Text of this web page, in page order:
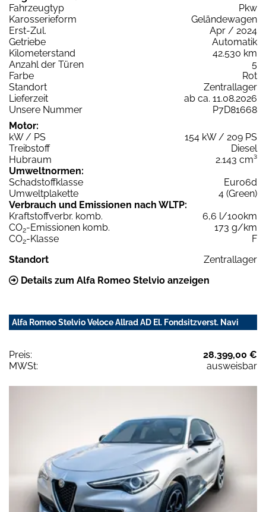
Fahrzeugtyp
Pkw
Karosserieform
Geländewagen
Erst-Zul.
Apr / 2024
Getriebe
Automatik
Kilometerstand
42.530 km
Anzahl der Türen
5
Farbe
Rot
Standort
Zentrallager
Lieferzeit
ab ca. 11.08.2026
Unsere Nummer
P7D81668
Motor:
kW / PS
154 kW / 209 PS
Treibstoff
Diesel
Hubraum
2.143 cm³
Umweltnormen:
Schadstoffklasse
Euro6d
Umweltplakette
4 (Green)
Verbrauch und Emissionen nach WLTP:
Kraftstoffverbr. komb.
6,6 l/100km
CO2-Emissionen komb.
173 g/km
CO2-Klasse
F
Standort
Zentrallager
Details zum Alfa Romeo Stelvio anzeigen
Alfa Romeo Stelvio Veloce Allrad AD El. Fondsitzverst. Navi
Preis:
28.399,00 €
MWSt:
ausweisbar